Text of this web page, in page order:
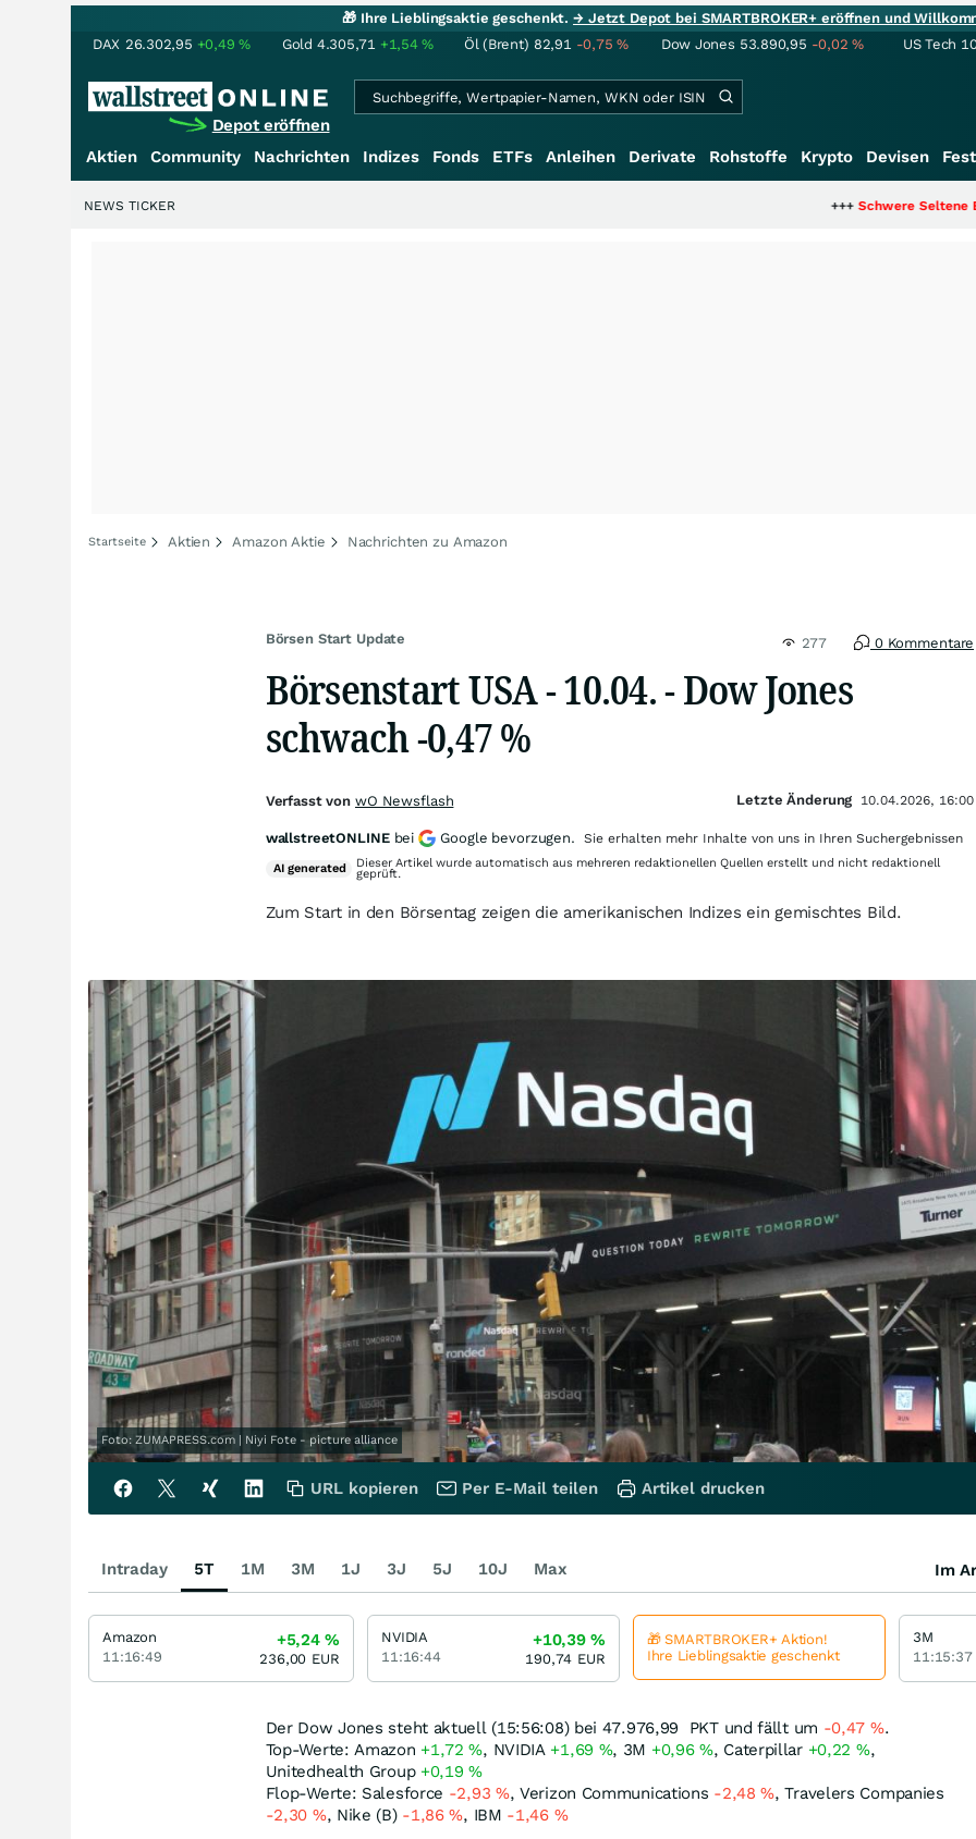
🎁 Ihre Lieblingsaktie geschenkt.→ Jetzt Depot bei SMARTBROKER+ eröffnen und
DAX 26.302,95 +0,49% Gold 4.305,71 +1,54% Öl (Brent) 82,91 -0,75% Dow Jones 53.890,95 -0,02% US Tech
Depot eröffnen
Aktien Community Nachrichten Indizes Fonds ETFs Anleihen Derivate Rohstoffe Krypto Devisen
Schwere Seltene Erden: Entsteht
NEWS TICKER
Startseite Aktien Amazon Aktie Nachrichten zu Amazon
Börsen Start Update 277 0 Kommentare
Börsenstart USA - 10.04. - Dow Jones
schwach -0,47 %
Zum Start in den Börsentag zeigen die amerikanischen Indizes ein gemischtes Bild.
Foto: ZUMAPRESS.com | Niyi Fote - picture alliance
Der Dow Jones steht aktuell (15:56:08) bei 47.976,99 PKTund fällt um -0,47 %.
Top-Werte: Amazon +1,72%, NVIDIA +1,69 %, 3M +0,96%, Caterpillar +0,22 %,
Unitedhealth Group +0,19%
Flop-Werte: Salesforce -2,93 %, Verizon Communications -2,48%, Travelers Companies
-2,30 %, Nike (B) -1,86%, IBM -1,46 %
Verfasst von wO Newsflash Letzte Änderung 10.04.2026, 16:00
wallstreetONLINE bei Google bevorzugen. Sie erhalten mehr Inhalte von uns in Ihren Suchergebnissen
AIgenerated Dieser Artikel wurde automatisch aus mehreren redaktionellen Quellen erstellt und nicht redaktionell
geprüft.
URL kopieren Per E-Mail teilen Artikel drucken
Intraday 5T 1M 3M 1J 3J 5J 10J Max Im
Amazon
11:16:49
+5,24%
236,00 EUR
NVIDIA
11:16:44
+10,39%
190,74 EUR
🎁 SMARTBROKER+ Aktion!
Ihre Lieblingsaktie geschenkt
3M
11:15:37